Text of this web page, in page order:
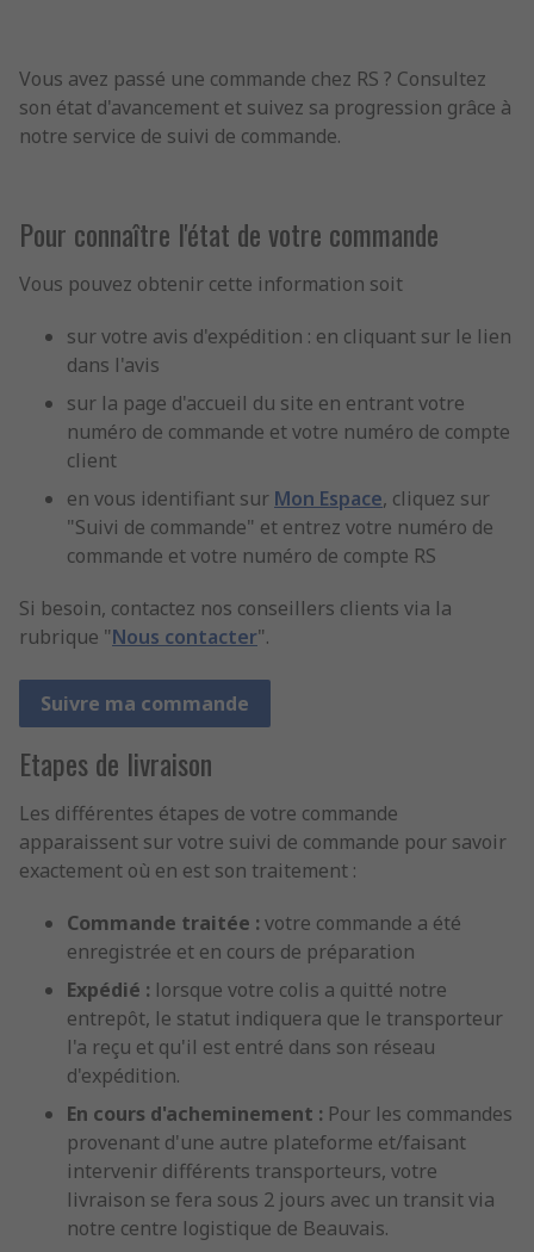
Vous avez passé une commande chez RS ? Consultez
son état d'avancement et suivez sa progression grâce à
notre service de suivi de commande.
Pour connaître l'état de votre commande
Vous pouvez obtenir cette information soit
sur votre avis d'expédition : en cliquant sur le lien
dans l'avis
sur la page d'accueil du site en entrant votre
numéro de commande et votre numéro de compte
client
en vous identifiant sur Mon Espace, cliquez sur
"Suivi de commande" et entrez votre numéro de
commande et votre numéro de compte RS
Si besoin, contactez nos conseillers clients via la
rubrique "Nous contacter".
Suivre ma commande
Etapes de livraison
Les différentes étapes de votre commande
apparaissent sur votre suivi de commande pour savoir
exactement où en est son traitement :
Commande traitée : votre commande a été
enregistrée et en cours de préparation
Expédié : lorsque votre colis a quitté notre
entrepôt, le statut indiquera que le transporteur
l'a reçu et qu'il est entré dans son réseau
d'expédition.
En cours d'acheminement : Pour les commandes
provenant d'une autre plateforme et/faisant
intervenir différents transporteurs, votre
livraison se fera sous 2 jours avec un transit via
notre centre logistique de Beauvais.